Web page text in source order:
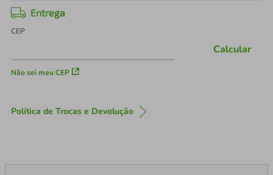
Entrega
CEP
Não sei meu CEP
Calcular
Política de Trocas e Devolução